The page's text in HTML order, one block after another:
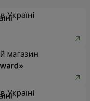
Україні
магазин
Україні